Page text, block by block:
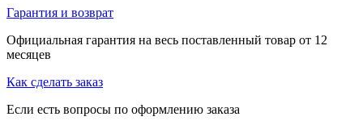
Гарантия и возврат
Официальная гарантия на весь поставленный товар от 12
месяцев
Как сделать заказ
Если есть вопросы по оформлению заказа